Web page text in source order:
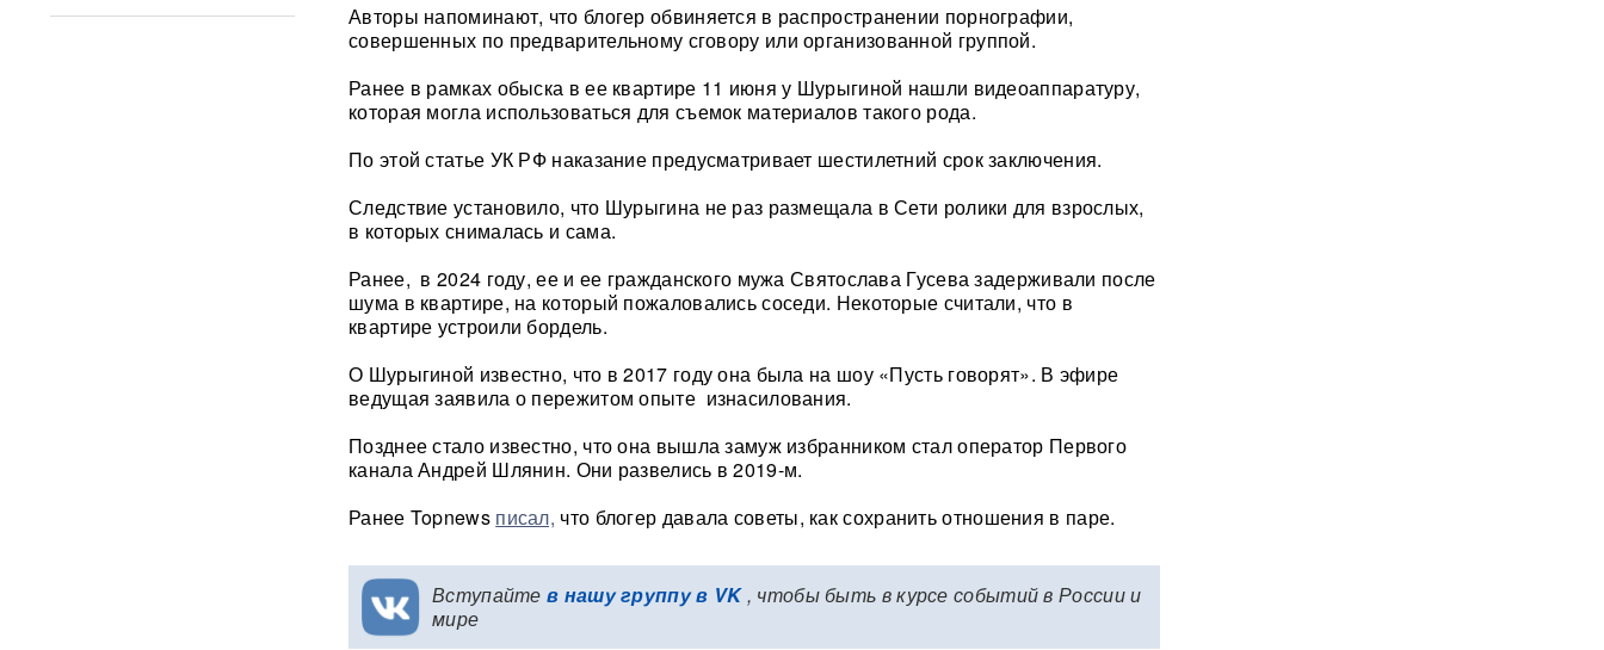
Авторы напоминают, что блогер обвиняется в распространении порнографии,
совершенных по предварительному сговору или организованной группой.
Ранее в рамках обыска в ее квартире 11 июня у Шурыгиной нашли видеоаппаратуру,
которая могла использоваться для съемок материалов такого рода.
По этой статье УК РФ наказание предусматривает шестилетний срок заключения.
Следствие установило, что Шурыгина не раз размещала в Сети ролики для взрослых,
в которых снималась и сама.
Ранее, в 2024 году, ее и ее гражданского мужа Святослава Гусева задерживали после
шума в квартире, на который пожаловались соседи. Некоторые считали, что в
квартире устроили бордель.
О Шурыгиной известно, что в 2017 году она была на шоу «Пусть говорят». В эфире
ведущая заявила о пережитом опыте изнасилования.
Позднее стало известно, что она вышла замуж избранником стал оператор Первого
канала Андрей Шлянин. Они развелись в 2019-м.
Ранее Topnews писал, что блогер давала советы, как сохранить отношения в паре.
Вступайте в нашу группу в VK, чтобы быть в курсе событий в России и
мире